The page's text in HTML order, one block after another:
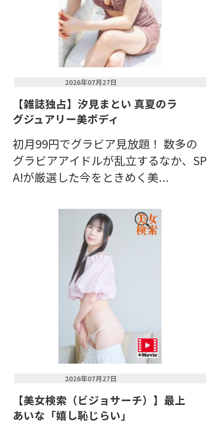
2026年07月27日
【雑誌独占】汐見まとい 真夏のラ
グジュアリー美ボディ
初月99円でグラビア見放題！ 数多の
グラビアアイドルが乱立するなか、SP
A!が厳選した今をときめく美...
2026年07月27日
【美女検索（ビジョサーチ）】最上
あいな「嬉し恥じらい」